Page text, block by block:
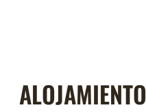
ALOJAMIENTO